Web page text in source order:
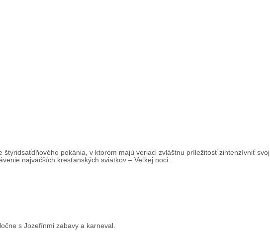
pokánia, v ktorom majú veriaci zvláštnu príležitosť zintenzívniť svoj
najväčších kresťanských sviatkov – Veľkej noci.
s Jozefínmi zabavy a karneval.